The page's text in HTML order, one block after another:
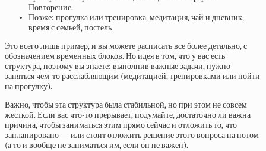
Повторение.
Позже: прогулка или тренировка, медитация, чай и дневник,
время с семьей, постель
Это всего лишь пример, и вы можете расписать все более детально, с
обозначением временных блоков. Но идея в том, что у вас есть
структура, поэтому вы знаете: выполнив важные задачи, нужно
заняться чем-то расслабляющим (медитацией, тренировками или пойти
на прогулку).
Важно, чтобы эта структура была стабильной, но при этом не совсем
жесткой. Если вас что-то прерывает, подумайте, достаточно ли важна
причина, чтобы заниматься этим прямо сейчас и отложить то, что
запланировано — или стоит отложить решение этого вопроса на потом
(а то и вообще не заниматься им, если он не важен).